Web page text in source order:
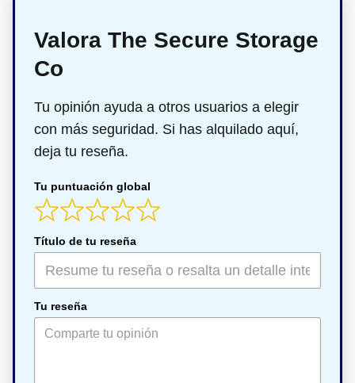
Valora The Secure Storage
Co
Tu opinión ayuda a otros usuarios a elegir
con más seguridad. Si has alquilado aquí,
deja tu reseña.
Tu puntuación global
Título de tu reseña
Tu reseña